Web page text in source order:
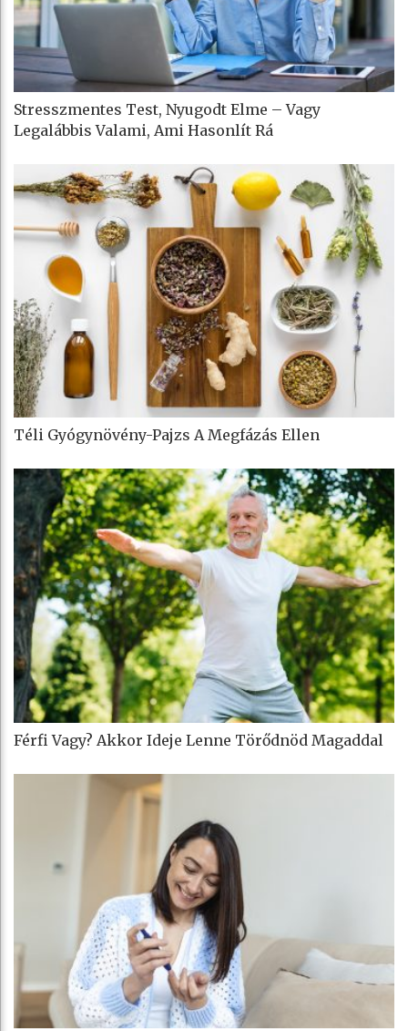
Stresszmentes Test, Nyugodt Elme – Vagy
Legalábbis Valami, Ami Hasonlít Rá
Téli Gyógynövény-Pajzs A Megfázás Ellen
Férfi Vagy? Akkor Ideje Lenne Törődnöd Magaddal